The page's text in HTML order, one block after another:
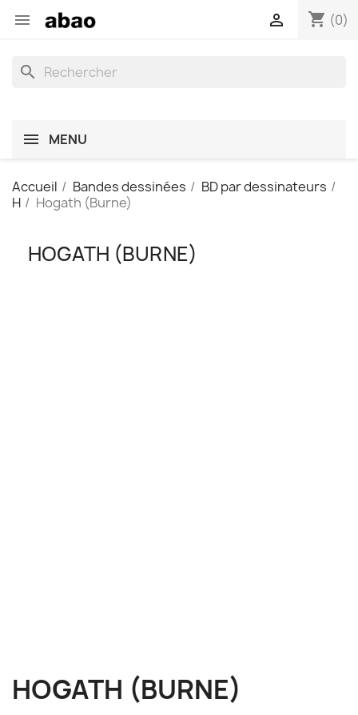
 shopping_cart (0)

search
MENU
Accueil Bandes dessinées
BD par dessinateurs
H
Hogath (Burne)
HOGATH (BURNE)
HOGATH (BURNE)